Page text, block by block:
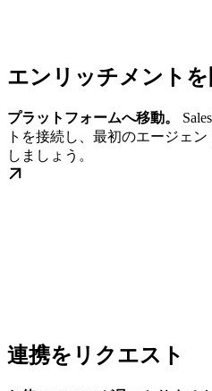
エンリッチメントを
プラットフォームへ移動。
トを接続し、最初のエージェ
しましょう。
連携をリクエスト